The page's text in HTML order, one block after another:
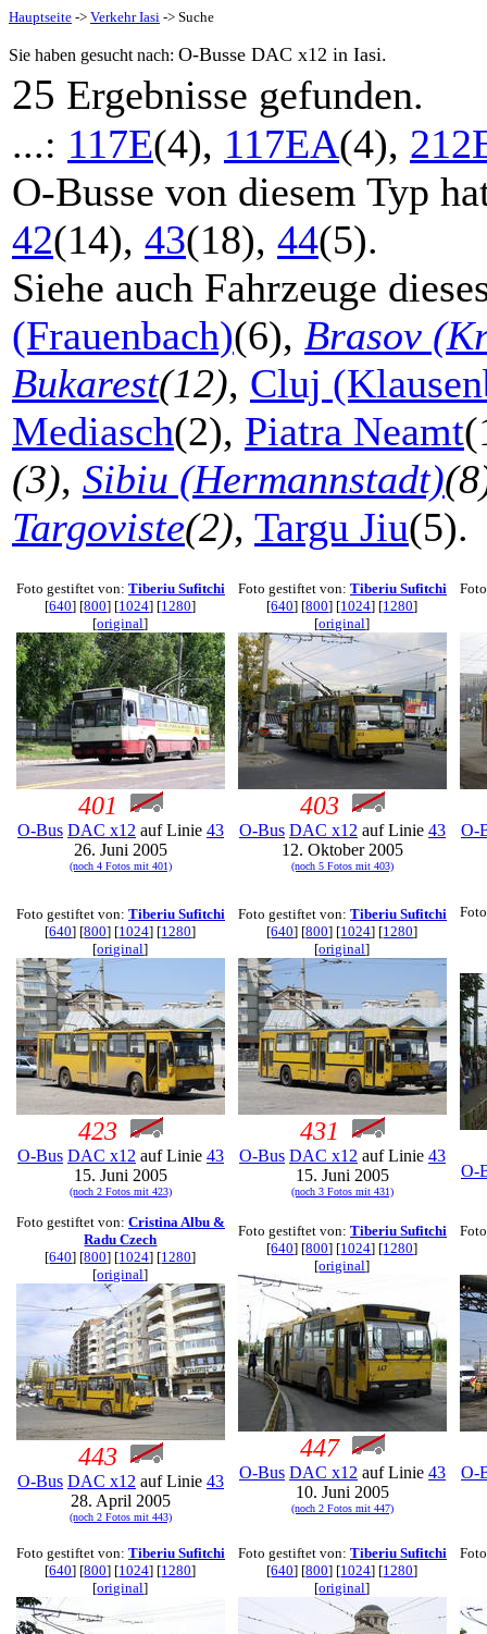
Hauptseite -> Verkehr Iasi -> Suche
Sie haben gesucht nach: O-Busse DAC x12 in Iasi.
25 Ergebnisse gefunden.
...: 117E(4), 117EA(4),
O-Busse von diesem Typ
42(14), 43(18), 44(5).
Siehe auch Fahrzeuge
(Frauenbach)(6), Brasov
Bukarest(12), Cluj
Mediasch(2), Piatra Neamt
(3), Sibiu (Hermannstadt)
Targoviste(2), Targu Jiu(5).
Foto gestiftet von: Tiberiu Sufitchi
[640] [800] [1024] [1280]
[original]
401
O-Bus DAC x12 auf Linie 43
26. Juni 2005
(noch 4 Fotos mit 401)
Foto gestiftet von: Tiberiu Sufitchi
[640] [800] [1024] [1280]
[original]
403
O-Bus DAC x12 auf Linie 43
12. Oktober 2005
(noch 5 Fotos mit 403)
O-
Foto gestiftet von: Tiberiu Sufitchi
[640] [800] [1024] [1280]
[original]
423
O-Bus DAC x12 auf Linie 43
15. Juni 2005
(noch 2 Fotos mit 423)
Foto gestiftet von: Tiberiu Sufitchi
[640] [800] [1024] [1280]
[original]
431
O-Bus DAC x12 auf Linie 43
15. Juni 2005
(noch 3 Fotos mit 431)
O-
Foto gestiftet von: Cristina Albu &
Radu Czech
[640] [800] [1024] [1280]
[original]
443
O-Bus DAC x12 auf Linie 43
28. April 2005
(noch 2 Fotos mit 443)
Foto gestiftet von: Tiberiu Sufitchi
[640] [800] [1024] [1280]
[original]
447
O-Bus DAC x12 auf Linie 43
10. Juni 2005
(noch 2 Fotos mit 447)
O-
Foto gestiftet von: Tiberiu Sufitchi
[640] [800] [1024] [1280]
[original]
Foto gestiftet von: Tiberiu Sufitchi
[640] [800] [1024] [1280]
[original]